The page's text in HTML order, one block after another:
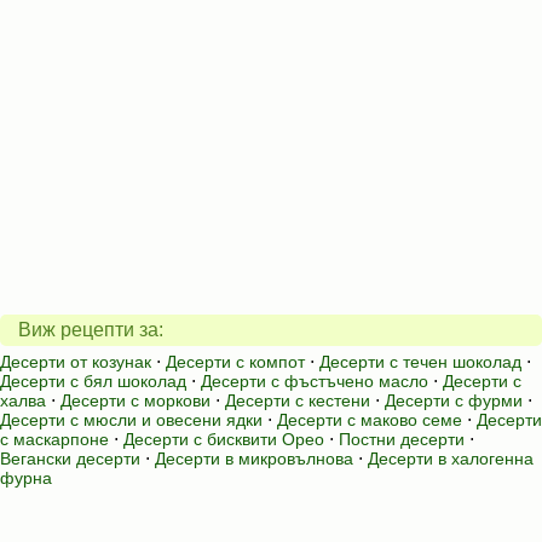
Виж рецепти за:
Десерти от козунак ⋅ Десерти с компот⋅ Десерти с течен шоколад ⋅
Десерти с бял шоколад ⋅ Десерти с фъстъчено масло ⋅ Десерти с
халва ⋅ Десерти с моркови ⋅ Десерти с кестени ⋅ Десерти с фурми ⋅
Десерти с мюсли и овесени ядки ⋅ Десерти с маково семе ⋅ Десерти
с маскарпоне ⋅ Десерти с бисквити Орео ⋅ Постни десерти ⋅
Вегански десерти ⋅ Десерти в микровълнова ⋅ Десерти в халогенна
фурна